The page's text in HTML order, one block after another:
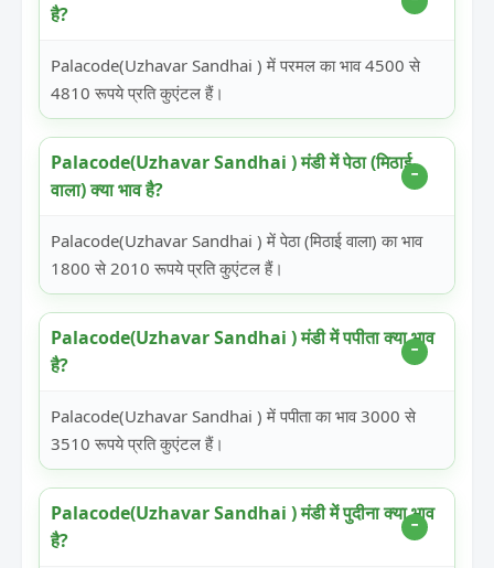
है?
Palacode(Uzhavar Sandhai ) में परमल का भाव 4500 से
4810 रूपये प्रति कुएंटल हैं।
Palacode(Uzhavar Sandhai ) मंडी में पेठा (मिठाई
वाला) क्या भाव है?
Palacode(Uzhavar Sandhai ) में पेठा (मिठाई वाला) का भाव
1800 से 2010 रूपये प्रति कुएंटल हैं।
Palacode(Uzhavar Sandhai ) मंडी में पपीता क्या भाव
है?
Palacode(Uzhavar Sandhai ) में पपीता का भाव 3000 से
3510 रूपये प्रति कुएंटल हैं।
Palacode(Uzhavar Sandhai ) मंडी में पुदीना क्या भाव
है?